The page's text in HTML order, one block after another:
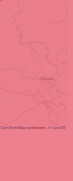
OpenStreetMapcontributors, ©CartoDB